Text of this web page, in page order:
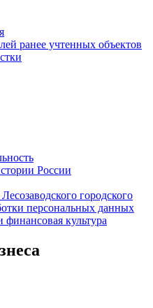
ранее учтенных объектов
России
городского
персональных данных
культура